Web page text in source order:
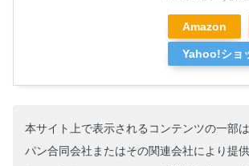
Amazon
Yahoo!ショ
本サイト上で表示されるコンテンツの一部
パン合同会社またはその関連会社により提